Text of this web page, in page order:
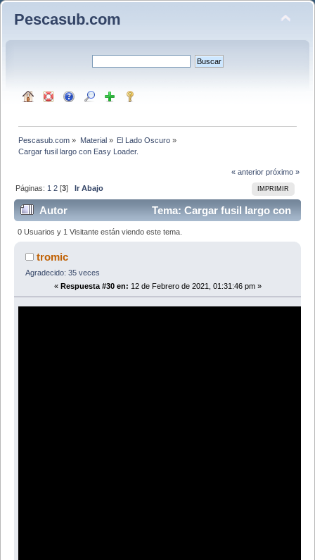
Pescasub.com
Pescasub.com » Material» El Lado Oscuro»
Cargar fusil largo con Easy Loader.
« anterior próximo »
IMPRIMIR
Páginas: 1 2 [3]Ir Abajo
Autor
Tema: Cargar fusil largo con
Easy Loader. (Leído 34049 veces)
0 Usuarios y 1 Visitante están viendo este tema.
tromic
Agradecido: 35 veces
« Respuesta #30 en: 12 de Febrero de 2021, 01:31:46 pm »